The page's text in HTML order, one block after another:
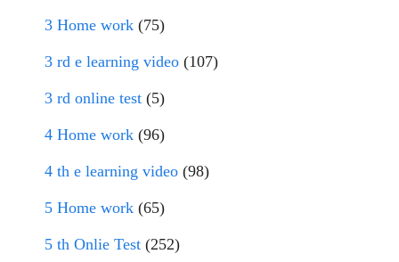
3 Home work (75)
3 rd e learning video (107)
3 rd online test (5)
4 Home work (96)
4 th e learning video (98)
5 Home work (65)
5 th Onlie Test (252)